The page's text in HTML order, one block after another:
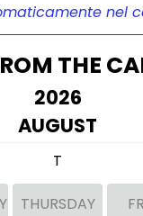
nel
THE
2026
AUGUST
T
THURSDAY